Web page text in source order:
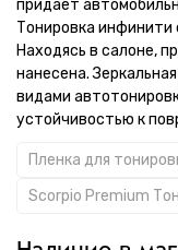
придает
Тонировка
Находясь в салоне,
нанесена.
видами
устойчивостью к
Пленка для
Scorpio Premium